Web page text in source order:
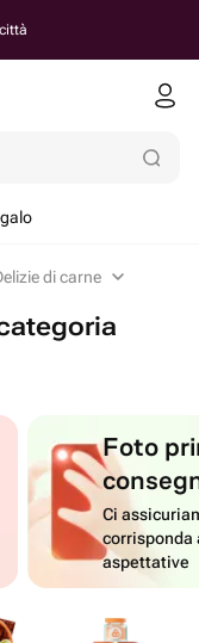
di carne
Foto
Ci
corrisponda
aspettative